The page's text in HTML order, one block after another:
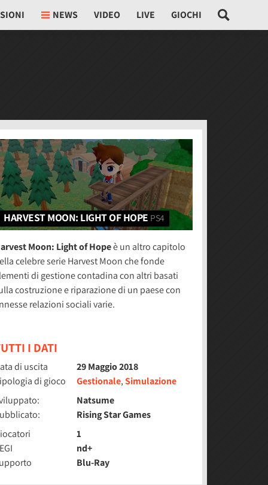
NEWS VIDEO LIVE GIOCHI
HARVEST MOON: LIGHT OF HOPE PS4
Moon: Light of Hopeè un altro capitolo
celebre serie Harvest Moon che fonde
di gestione contadina con altri basati
costruzione e riparazione di un paese con
relazioni sociali varie.
I DATI
di uscita
29 Maggio 2018
di gioco
Gestionale,Simulazione
Natsume
Rising Star Games
1
nd+
Blu-Ray